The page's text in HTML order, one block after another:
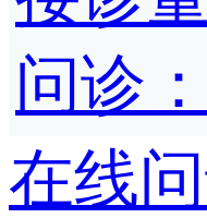
问诊：
在线